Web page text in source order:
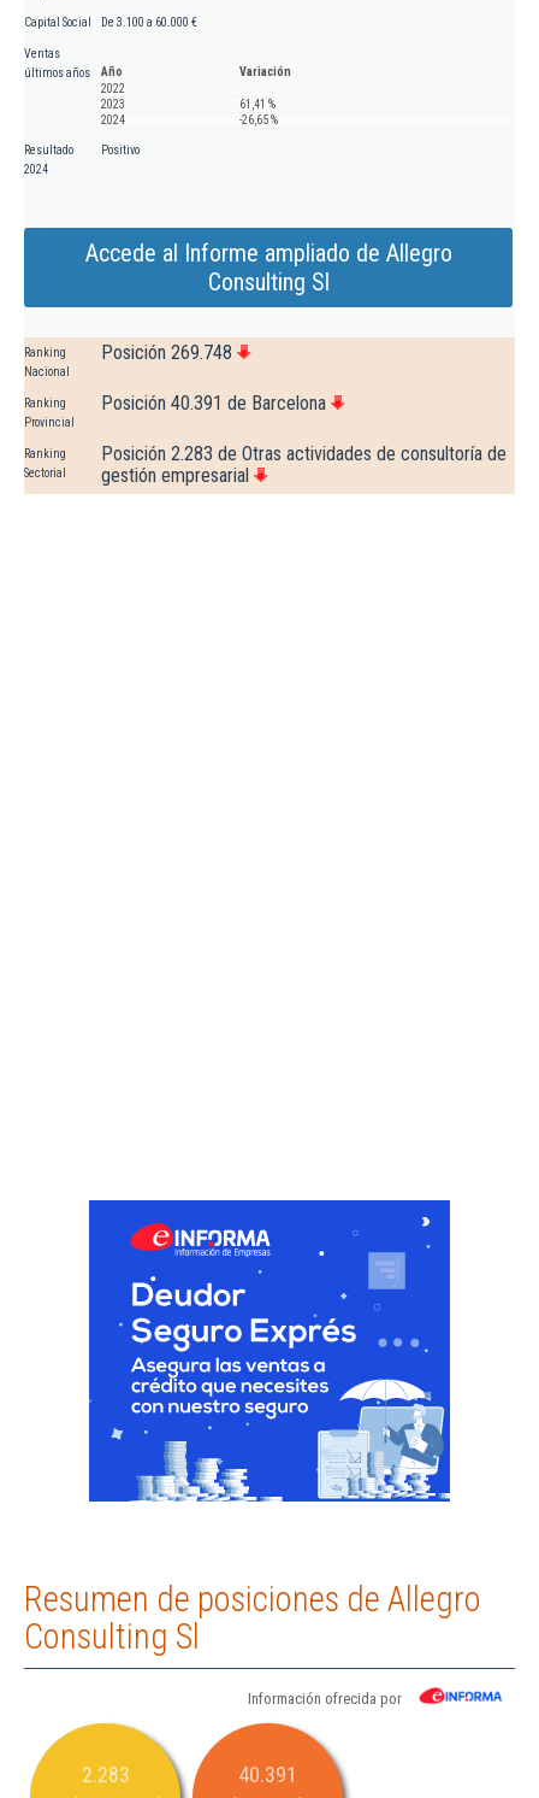
Capital Social De 3.100 a 60.000 €
Ventas
últimos años
Año
Variación
2022
2023
61,41 %
2024
-26,65 %
Resultado
2024
Positivo
Accede al Informe ampliado de Allegro
Consulting Sl
Ranking
Nacional
Posición 269.748
Ranking
Provincial
Posición 40.391 de Barcelona
Ranking
Sectorial
Posición 2.283 de Otras actividades de consultoría de
gestión empresarial
Resumen de posiciones de Allegro
Consulting Sl
Información ofrecida por
2.283 40.391